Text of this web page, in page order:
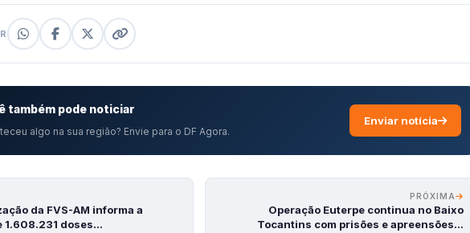
também pode noticiar
algo na sua região? Envie para o DF Agora.
Enviar notícia
da FVS-AM informa a
1.608.231 doses…
PRÓXIMA
Operação Euterpe continua no Baixo
Tocantins com prisões e apreensões…